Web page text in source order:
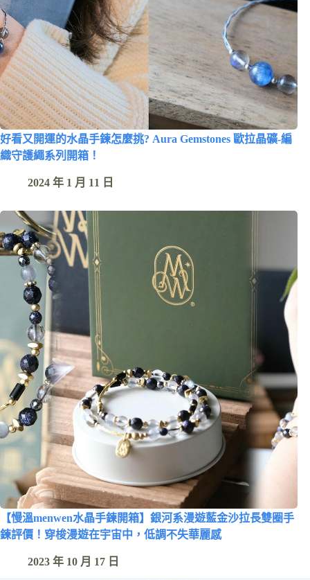
好看又開運的水晶手鍊怎麼挑? Aura Gemstones 歐拉晶礦-編
織守護繩系列開箱！
2024 年 1 月 11 日
【慢溫menwen水晶手鍊開箱】銀河系漫遊藍金沙拉長雙圈手
鍊評價！穿梭漫遊在宇宙中，低調不失華麗感
2023 年 10 月 17 日